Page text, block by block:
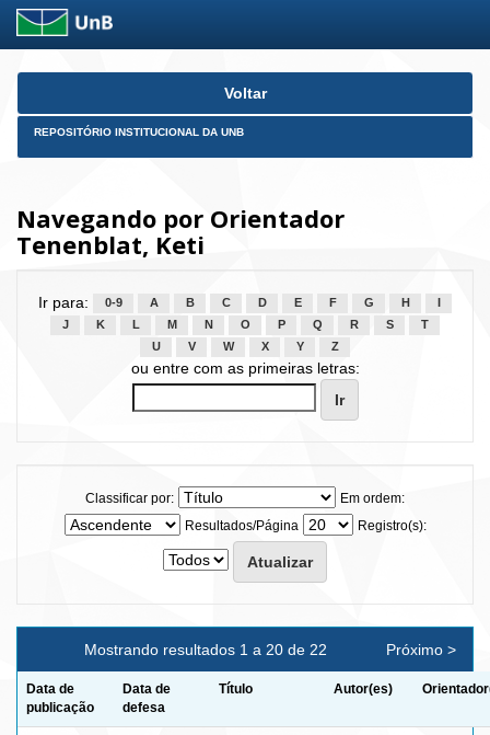
Skip
Voltar
REPOSITÓRIO INSTITUCIONAL DA UNB
Navegando por Orientador
Tenenblat, Keti
Ir para: 0-9 A B C D E F G H
J
K L M N O P Q R S
T
U
V W X Y Z
ou entre com as primeiras letras:
Classificar por:
Em ordem:
Resultados/Página
Registro(s):
Mostrando resultados 1 a 20 de 22 Próximo >
Data de
publicação
Data de
defesa
Título Autor(es)